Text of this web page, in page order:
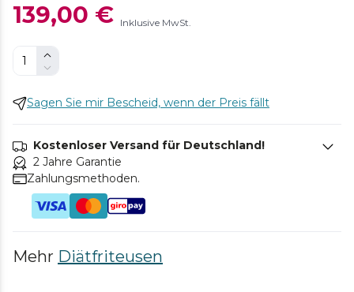
139,00 € Inklusive MwSt.
Sagen Sie mir Bescheid, wenn der Preis fällt
Kostenloser Versand für Deutschland!
2 Jahre Garantie
Zahlungsmethoden.
Mehr Diätfriteusen